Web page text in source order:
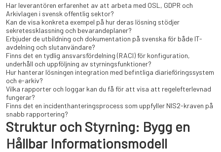
Har leverantören erfarenhet av att arbeta med OSL, GDPR och
Arkivlagen i svensk offentlig sektor?
Kan de visa konkreta exempel på hur deras lösning stödjer
sekretessklassning och bevarandeplaner?
Erbjuder de utbildning och dokumentation på svenska för både IT-
avdelning och slutanvändare?
Finns det en tydlig ansvarsfördelning (RACI) för konfiguration,
underhåll och uppföljning av styrningsfunktioner?
Hur hanterar lösningen integration med befintliga diarieföringssystem
och e-arkiv?
Vilka rapporter och loggar kan du få för att visa att regelefterlevnad
fungerar?
Finns det en incidenthanteringsprocess som uppfyller NIS2-kraven på
snabb rapportering?
Struktur och Styrning: Bygg en
Hållbar Informationsmodell